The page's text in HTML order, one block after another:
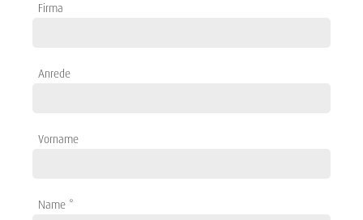
Firma
Anrede
Vorname
Name *